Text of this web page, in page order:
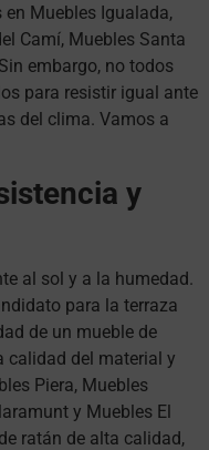
Muebles Igualada,
Camí, Muebles Santa
embargo, no todos
para resistir igual ante
del clima. Vamos a
y
al sol y a la humedad.
para la terraza
de un mueble de
calidad del material y
Piera, Muebles
y Muebles El
ratán de alta calidad,